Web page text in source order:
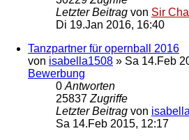
Letzter Beitrag von Sir
Di 19.Jan 2016, 16:40
Tanzpartner für opernball 2016
von isabella1508 » Sa 14.Feb
Bewerbung
0 Antworten
25837 Zugriffe
Letzter Beitrag von
Sa 14.Feb 2015, 12:17